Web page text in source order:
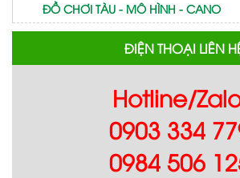
ĐỒ CHƠI TÀU - MÔ HÌNH - CANO
ĐIỆN THOẠI LIÊN
Hotline/
0903 334
0984 506